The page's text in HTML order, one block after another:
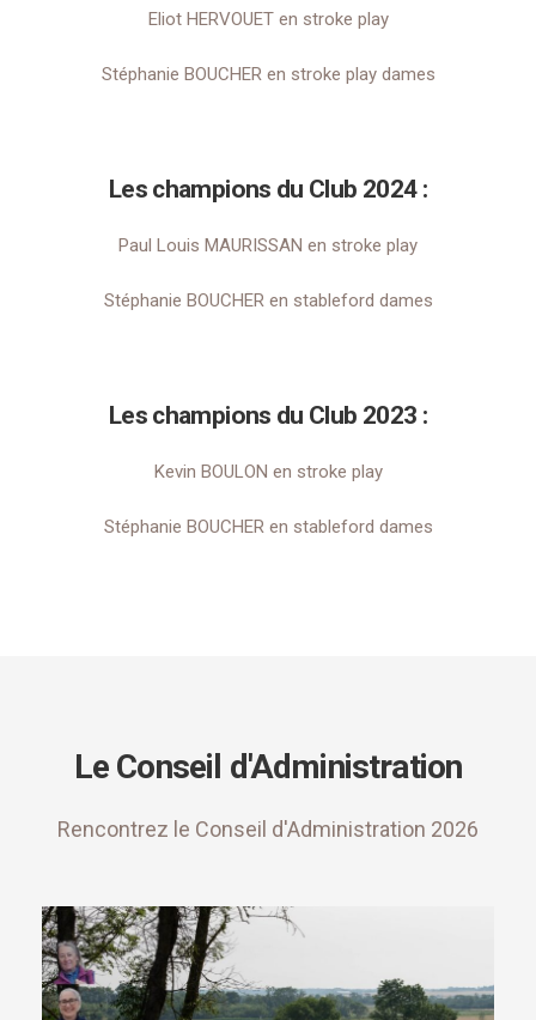
Eliot HERVOUET en stroke play
Stéphanie BOUCHER en stroke play dames
Les champions du Club 2024 :
Paul Louis MAURISSAN en stroke play
Stéphanie BOUCHER en stableford dames
Les champions du Club 2023 :
Kevin BOULON en stroke play
Stéphanie BOUCHER en stableford dames
Le Conseil d'Administration
Rencontrez le Conseil d'Administration 2026